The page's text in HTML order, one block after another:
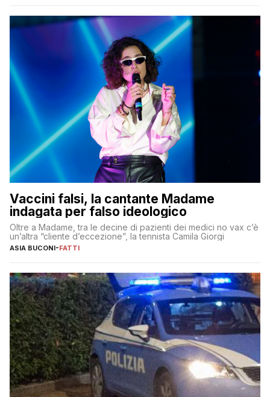
Vaccini falsi, la cantante Madame
indagata per falso ideologico
Oltre a Madame, tra le decine di pazienti dei medici no vax c’è
un’altra “cliente d’eccezione”, la tennista Camila Giorgi
ASIA BUCONI-FATTI